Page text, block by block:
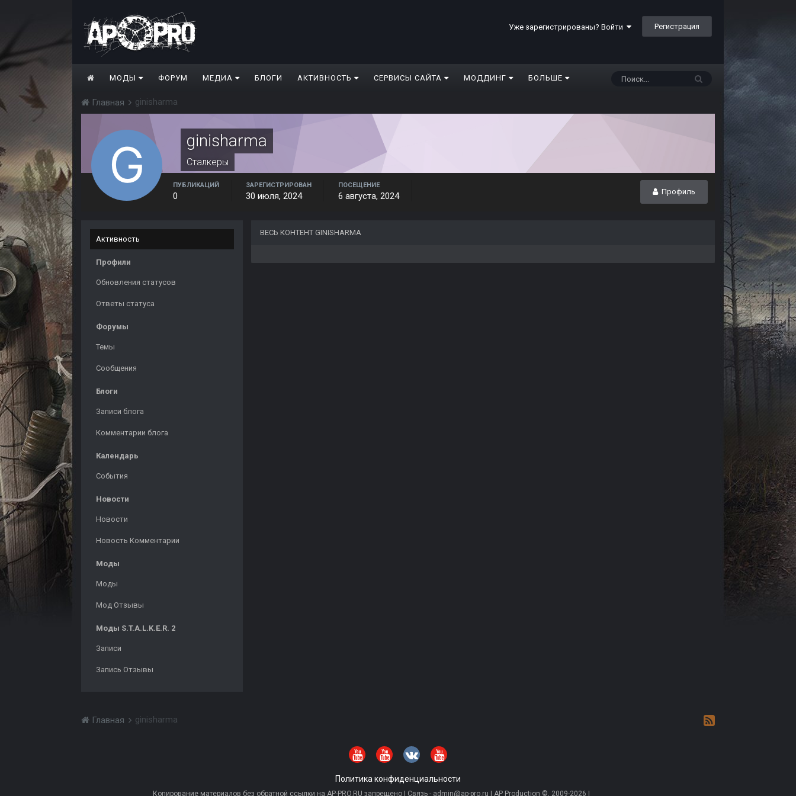
Уже зарегистрированы? Войти Регистрация
МОДЫ ФОРУМ МЕДИА БЛОГИ АКТИВНОСТЬ СЕРВИСЫ САЙТА МОДДИНГ БОЛЬШЕ
Главная ginisharma
ginisharma
Сталкеры
Профиль
ПУБЛИКАЦИЙ
0
ЗАРЕГИСТРИРОВАН
30 июля, 2024
ПОСЕЩЕНИЕ
6 августа, 2024
Активность
Профили
Обновления статусов
Ответы статуса
Форумы
Темы
Сообщения
Блоги
Записи блога
Комментарии блога
Календарь
События
Новости
Новости
Новость Комментарии
Моды
Моды
Мод Отзывы
Моды S.T.A.L.K.E.R. 2
Записи
Запись Отзывы
ВЕСЬ КОНТЕНТ GINISHARMA
Главная ginisharma
Политика конфиденциальности
Копирование материалов без обратной ссылки на AP-PRO.RU запрещено | Связь - admin@ap-pro.ru | AP Production ©, 2009-2026 |